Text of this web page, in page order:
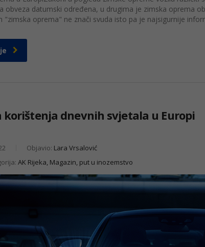
obveza datumski određena, u drugima je zimska oprema
"zimska oprema" ne znači svuda isto pa je najsigurnije
korištenja dnevnih svjetala u Europi
Objavio: Lara Vrsalović
AK Rijeka, Magazin, put u inozemstvo